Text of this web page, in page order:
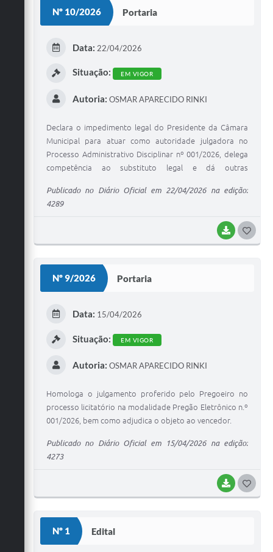
Nº 10/2026 Portaria
BAIXAR
Data: 22/04/2026
Situação: EM VIGOR
Autoria: OSMAR APARECIDO RINKI
Declara o impedimento legal do Presidente da Câmara
Municipal para atuar como autoridade julgadora no
Processo Administrativo Disciplinar nº 001/2026, delega
competência ao substituto legal e dá outras
Publicado no Diário Oficial em 22/04/2026 na edição:
4289
Nº 9/2026 Portaria
BAIXAR
Data: 15/04/2026
Situação: EM VIGOR
Autoria: OSMAR APARECIDO RINKI
Homologa o julgamento proferido pelo Pregoeiro no
processo licitatório na modalidade Pregão Eletrônico n.º
001/2026, bem como adjudica o objeto ao vencedor.
Publicado no Diário Oficial em 15/04/2026 na edição:
4273
Nº 1 Edital